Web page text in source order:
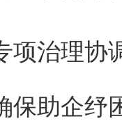
项治理协
保助企纾